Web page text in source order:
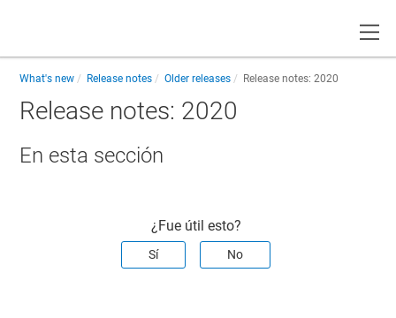
What's new Release notes Older releases Release notes: 2020
Release notes: 2020
En esta sección
¿Fue útil esto?
Sí No